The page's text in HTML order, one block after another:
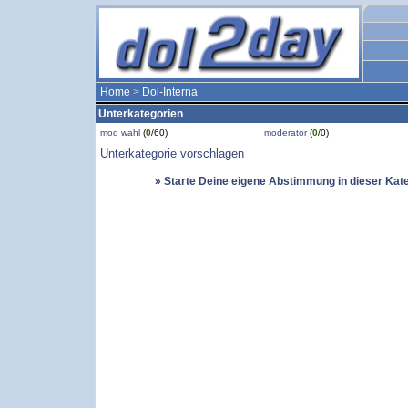
Home > Dol-Interna
Unterkategorien
mod wahl (0/60) moderator(0/0)
Unterkategorie vorschlagen
» Starte Deine eigene Abstimmung in dieser